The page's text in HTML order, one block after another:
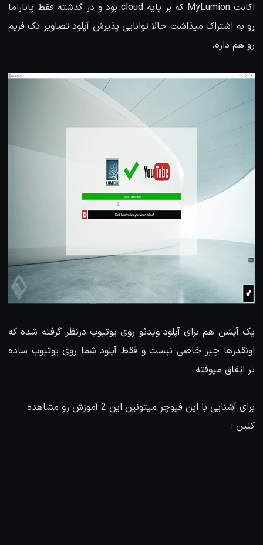
اکانت MyLumion که بر پایه cloud بود و در گذشته فقط پاناراما
رو به اشتراک میذاشت حالا توانایی پذیرش آپلود تصاویر تک فریم
رو هم داره.
یک آپشن هم برای آپلود ویدئو روی یوتیوب درنظر گرفته شده که
اونقدرها چیز خاصی نیست و فقط آپلود شما روی یوتیوب ساده
تر اتفاق میوفته.
برای آشنایی با این فیوچر میتونین این 2 آموزش رو مشاهده
کنین :